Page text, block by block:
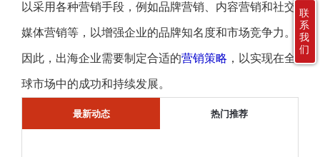
以采用各种营销手段，例如品牌营销、内容营销和社交
媒体营销等，以增强企业的品牌知名度和市场竞争力。
因此，出海企业需要制定合适的营销策略 ，以实现在全
球市场中的成功和持续发展。
最新动态 热门推荐
联
系
我
们